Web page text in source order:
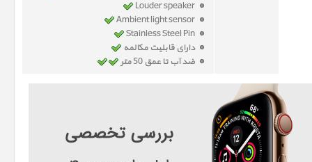
دارای قابلیت مکالمه
ضد آب تا عمق 50 متر